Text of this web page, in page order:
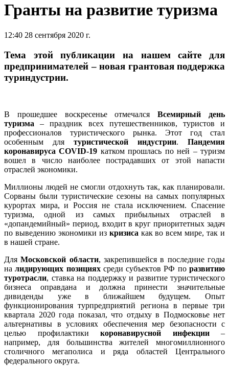
Гранты на развитие туризма
12:40 28 сентября 2020 г.
Тема этой публикации на нашем сайте для
предпринимателей – новая грантовая поддержка
туриндустрии.
В прошедшее воскресенье отмечалсяВсемирный день
туризма – праздник всех путешественников, туристов и
профессионалов туристического рынка. Этот год стал
особенным для туристической индустрии. Пандемия
коронавируса COVID-19 катком прошлась по ней – туризм
вошел в число наиболее пострадавших от этой напасти
отраслей экономики.
Миллионы людей не смогли отдохнуть так, как планировали.
Сорваны были туристические сезоны на самых популярных
курортах мира, и Россия не стала исключением. Спасение
туризма, одной из самых прибыльных отраслей в
«допандемийный» период, входит в круг приоритетных задач
по выведению экономики из кризиса как во всем мире, так и
в нашей стране.
ДляМосковской области, закрепившейся в последние годы
налидирующих позицияхсреди субъектов РФ поразвитию
туротрасли, ставка на поддержку и развитие туристического
бизнеса оправдана и должна принести значительные
дивиденды уже в ближайшем будущем. Опыт
функционирования турпредприятий региона в первые три
квартала 2020 года показал, что отдыху в Подмосковье нет
альтернативы в условиях обеспечения мер безопасности с
целью профилактики коронавирусной инфекции–
например, для большинства жителей многомиллионного
столичного мегаполиса и ряда областей Центрального
федерального округа.